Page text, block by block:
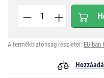
A termékbiztonság részletei: EU-